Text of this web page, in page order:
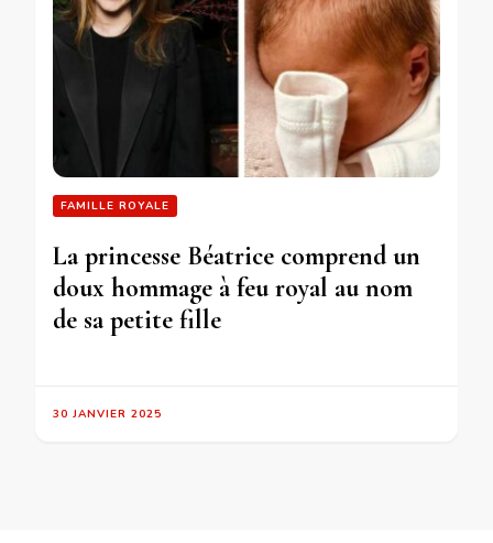
FAMILLE ROYALE
La princesse Béatrice comprend un
doux hommage à feu royal au nom
de sa petite fille
30 JANVIER 2025